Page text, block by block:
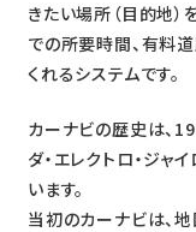
きたい場所（目的地
での所要時間、有料
くれるシステムです。
カーナビの歴史は、
ダ・エレクトロ・ジャ
います。
当初のカーナビは、